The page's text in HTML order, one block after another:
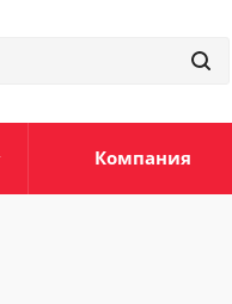
Компания